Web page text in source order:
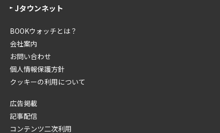
Jタウンネット
BOOKウォッチとは？
会社案内
お問い合わせ
個人情報保護方針
クッキーの利用について
広告掲載
記事配信
コンテンツ二次利用